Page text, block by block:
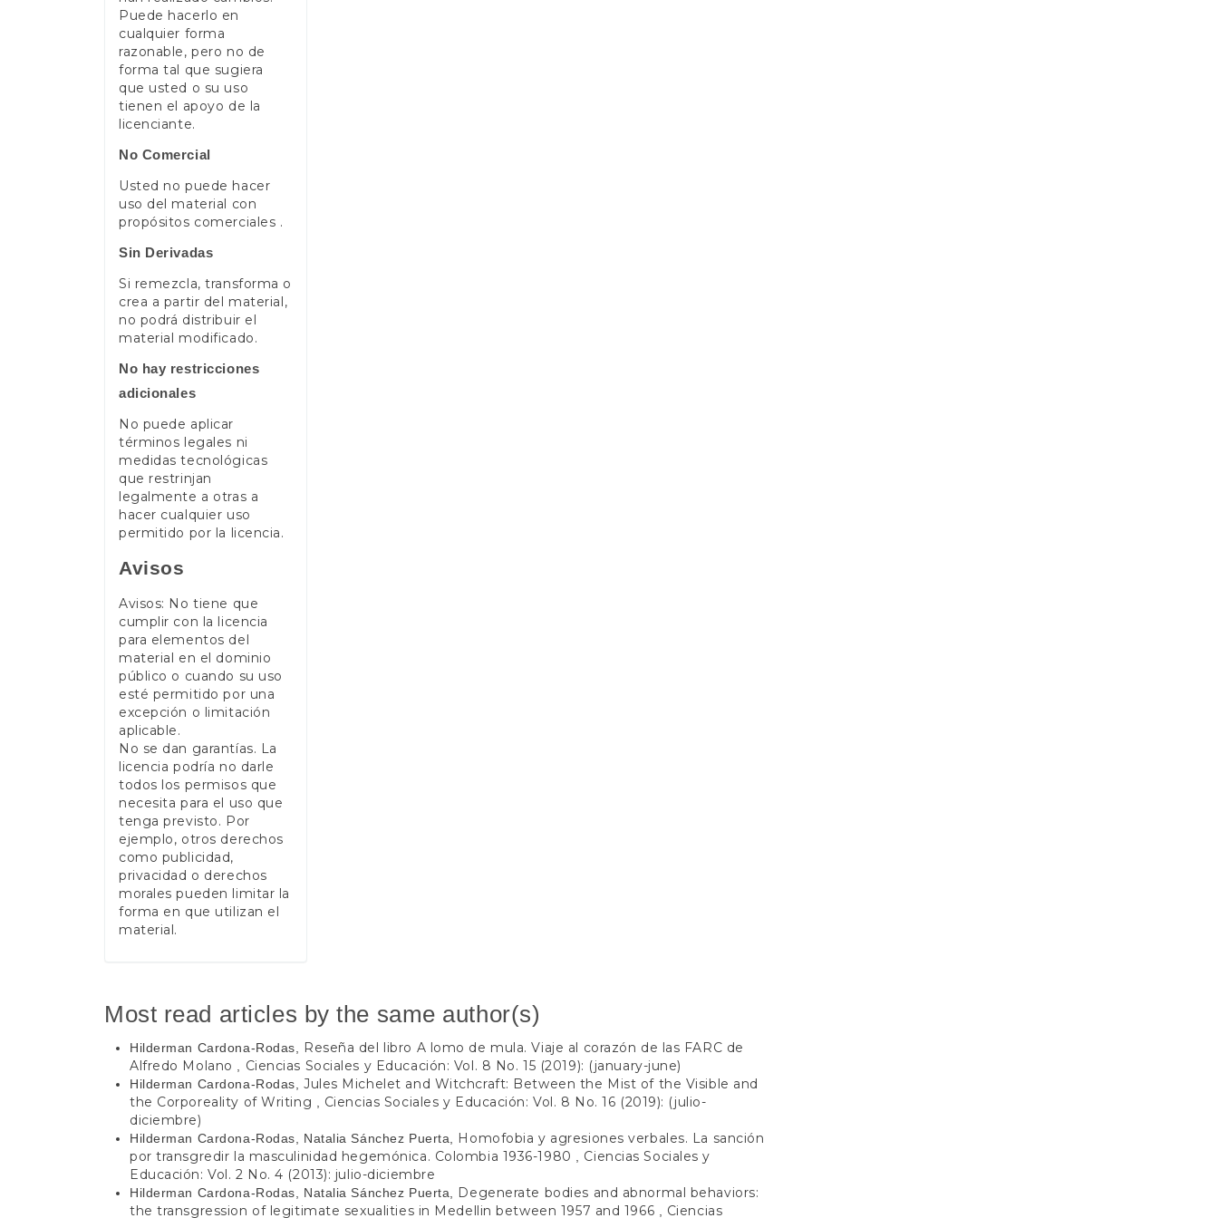
Puede hacerlo en
cualquier forma
razonable, pero no de
forma tal que sugiera
que usted o su uso
tienen el apoyo de la
licenciante.
No Comercial
Usted no puede hacer
uso del material con
propósitos comerciales .
Sin Derivadas
Si remezcla, transforma o
crea a partir del material,
no podrá distribuir el
material modificado.
No hay restricciones
adicionales
No puede aplicar
términos legales ni
medidas tecnológicas
que restrinjan
legalmente a otras a
hacer cualquier uso
permitido por la licencia.
Avisos
Avisos: No tiene que
cumplir con la licencia
para elementos del
material en el dominio
público o cuando su uso
esté permitido por una
excepción o limitación
aplicable.
No se dan garantías. La
licencia podría no darle
todos los permisos que
necesita para el uso que
tenga previsto. Por
ejemplo, otros derechos
como publicidad,
privacidad o derechos
morales pueden limitar la
forma en que utilizan el
material.
Most read articles by the same author(s)
Hilderman Cardona-Rodas,
Reseña del libro A lomo de mula. Viaje al corazón de las FARC de
Alfredo Molano
Ciencias Sociales y Educación: Vol. 8 No. 15 (2019): (january-june)
Hilderman Cardona-Rodas, Jules Michelet and Witchcraft: Between the Mist of the Visible and
the Corporeality of Writing
Ciencias Sociales y Educación: Vol. 8 No. 16 (2019): (julio-
diciembre)
Hilderman Cardona-Rodas, Natalia Sánchez Puerta, Homofobia y agresiones verbales. La sanción
por transgredir la masculinidad hegemónica. Colombia 1936-1980
Ciencias Sociales y
Educación: Vol. 2 No. 4 (2013): julio-diciembre
Hilderman Cardona-Rodas, Natalia Sánchez Puerta, Degenerate bodies and abnormal behaviors:
the transgression of legitimate sexualities in Medellin between 1957 and 1966
Ciencias